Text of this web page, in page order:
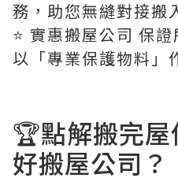
務，助您無縫對接搬
⭐️ 實惠搬屋公司 保
以「專業保護物料」
🏆點解搬完
好搬屋公司？